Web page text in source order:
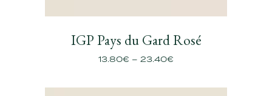
IGP Pays du Gard Rosé
13.80€ – 23.40€
Plage
à